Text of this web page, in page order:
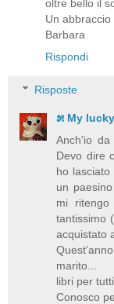
oltre bello il
Un abbraccio
Barbara
Rispondi
Risposte
೫ My
Anch'io da
Devo dire
ho
un
mi ritengo
tantissimo
acquistato
marito...
libri per tutti.
Conosco